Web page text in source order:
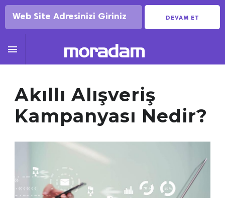
DEVAM ET

Akıllı Alışveriş
Kampanyası Nedir?